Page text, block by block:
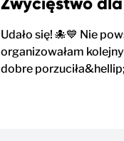
Udało się! 🐙💙 Nie
organizowałam
dobre porzuciła&hellip;